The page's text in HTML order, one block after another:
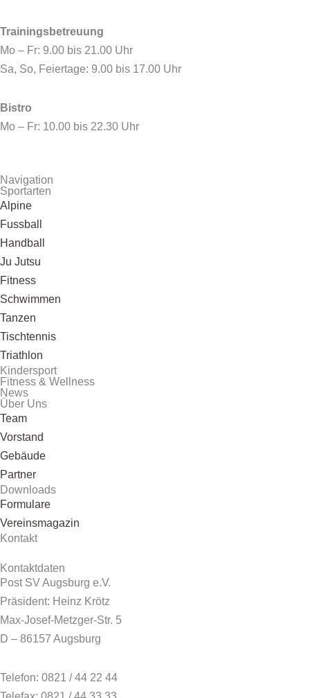
Trainingsbetreuung
Mo – Fr: 9.00 bis 21.00 Uhr
Sa, So, Feiertage: 9.00 bis 17.00 Uhr
Bistro
Mo – Fr: 10.00 bis 22.30 Uhr
Navigation
Sportarten
Alpine
Fussball
Handball
Ju Jutsu
Fitness
Schwimmen
Tanzen
Tischtennis
Triathlon
Kindersport
Fitness & Wellness
News
Über Uns
Team
Vorstand
Gebäude
Partner
Downloads
Formulare
Vereinsmagazin
Kontakt
Kontaktdaten
Post SV Augsburg e.V.
Präsident: Heinz Krötz
Max-Josef-Metzger-Str. 5
D – 86157 Augsburg
Telefon: 0821 / 44 22 44